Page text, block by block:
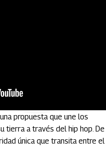
cultural caleña en
propuesta que une los
tierra a través del hip hop. De
única que transita entre el